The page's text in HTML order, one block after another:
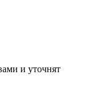
и уточнят